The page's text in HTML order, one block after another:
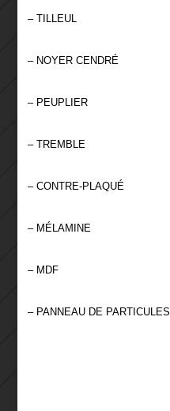
– TILLEUL
– NOYER CENDRÉ
– PEUPLIER
– TREMBLE
– CONTRE-PLAQUÉ
– MÉLAMINE
– MDF
– PANNEAU DE PARTICULES